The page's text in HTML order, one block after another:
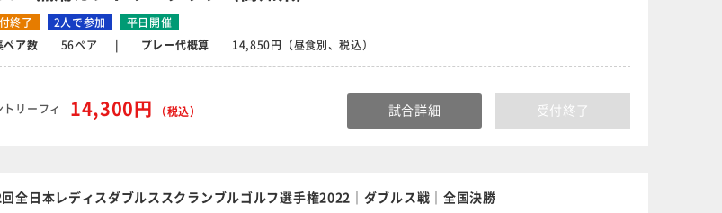
終了 2人で参加 平日開催
ペア数 56ペア プレー代概算 14,850円（昼食別、税込）
トリーフィ 14,300円 （税込） 試合詳細 受付終了
全日本レディスダブルススクランブルゴルフ選手権2022｜ダブルス戦｜全国決勝